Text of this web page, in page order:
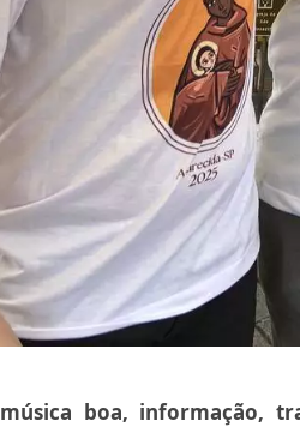
música boa, informação,